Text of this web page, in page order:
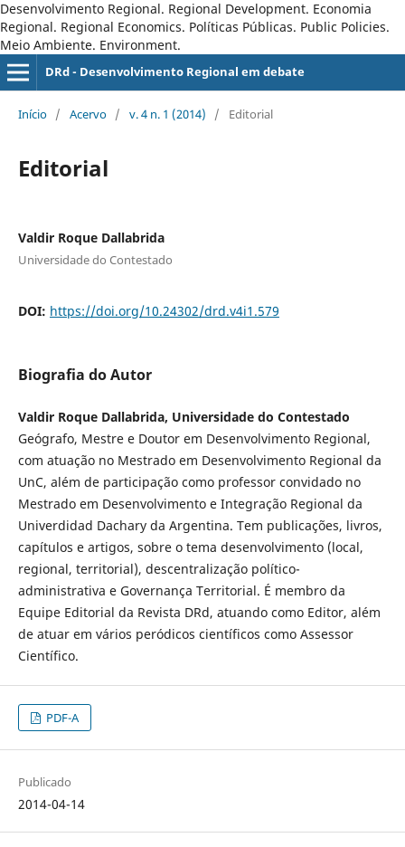
Desenvolvimento Regional. Regional Development. Economia
Regional. Regional Economics. Políticas Públicas. Public Policies.
Meio Ambiente. Environment.
DRd - Desenvolvimento Regional em debate
Início / Acervo / v. 4 n. 1 (2014) / Editorial
Editorial
Valdir Roque Dallabrida
Universidade do Contestado
DOI: https://doi.org/10.24302/drd.v4i1.579
Biografia do Autor
Valdir Roque Dallabrida, Universidade do Contestado
Geógrafo, Mestre e Doutor em Desenvolvimento Regional,
com atuação no Mestrado em Desenvolvimento Regional da
UnC, além de participação como professor convidado no
Mestrado em Desenvolvimento e Integração Regional da
Univerdidad Dachary da Argentina. Tem publicações, livros,
capítulos e artigos, sobre o tema desenvolvimento (local,
regional, territorial), descentralização político-
administrativa e Governança Territorial. É membro da
Equipe Editorial da Revista DRd, atuando como Editor, além
de atuar em vários peródicos científicos como Assessor
Científico.
PDF-A
Publicado
2014-04-14